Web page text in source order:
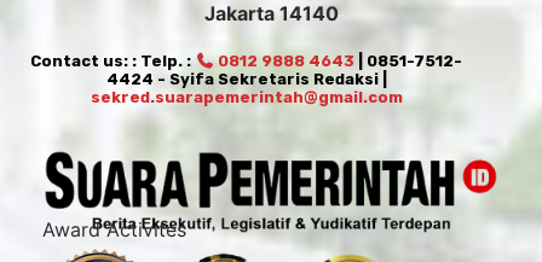
Jakarta 14140
Contact us: : Telp. : 0812 9888 4643 | 0851-7512-
4424 - Syifa Sekretaris Redaksi |
sekred.suarapemerintah@gmail.com
Award Activites